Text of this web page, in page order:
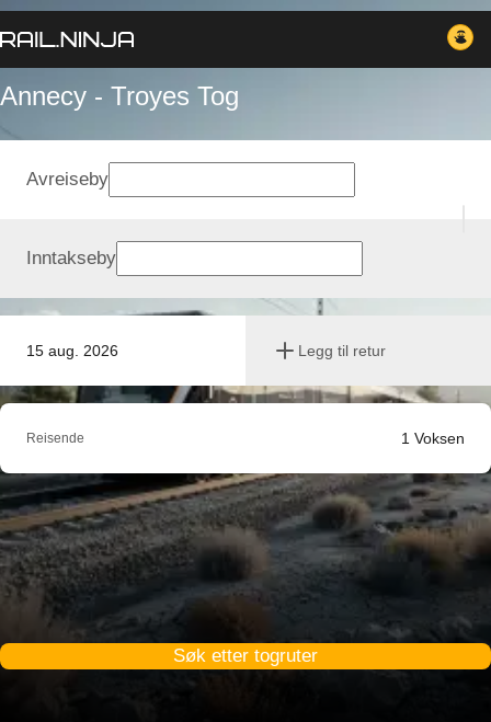
Annecy - Troyes Tog
15 aug. 2026 Legg til retur
Avreiseby
Inntakseby
Reisende 1 Voksen
Søk etter togruter